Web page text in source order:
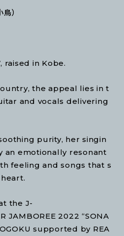
）
raised in Kobe.
the appeal lies in t
and vocals delivering
purity, her singin
an emotionally resonant
feeling and songs that s
the J-
JAMBOREE 2022 “SONA
supported by REA